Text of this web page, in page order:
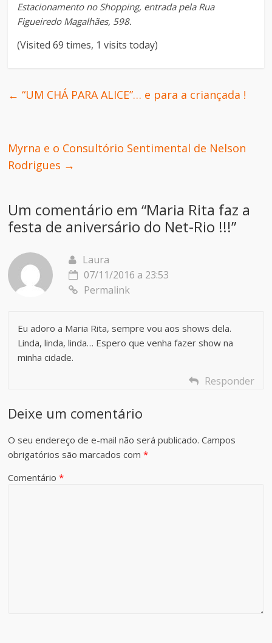
Estacionamento no Shopping, entrada pela Rua
Figueiredo Magalhães, 598.
(Visited 69 times, 1 visits today)
← “UM CHÁ PARA ALICE”… e para a criançada !
Myrna e o Consultório Sentimental de Nelson
Rodrigues →
Um comentário em “Maria Rita faz a
festa de aniversário do Net-Rio !!!”
Laura
07/11/2016 a 23:53
Permalink
Eu adoro a Maria Rita, sempre vou aos shows dela.
Linda, linda, linda… Espero que venha fazer show na
minha cidade.
Responder
Deixe um comentário
O seu endereço de e-mail não será publicado. Campos
obrigatórios são marcados com*
Comentário*